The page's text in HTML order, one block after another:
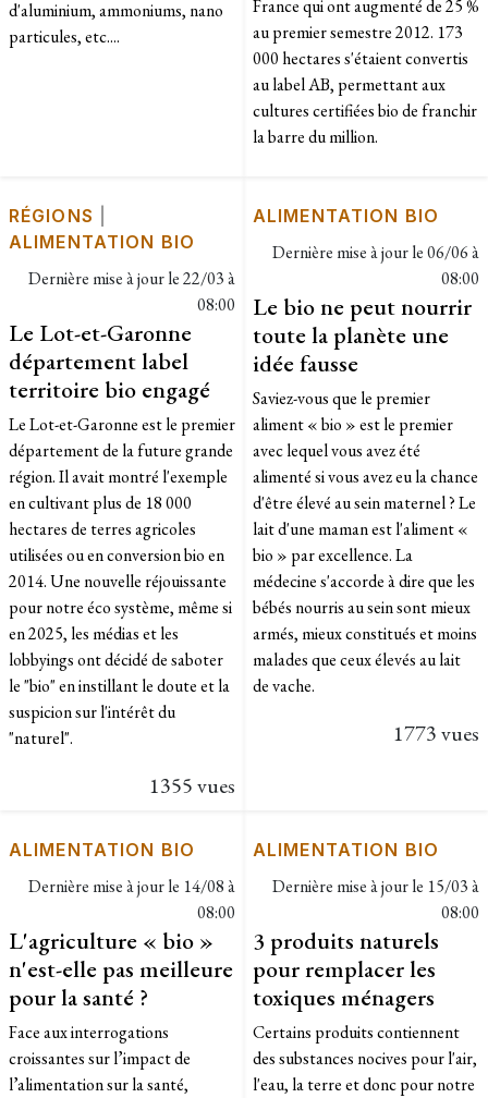
d'aluminium, ammoniums, nano
particules, etc....
France qui ont augmenté de 25 %
au premier semestre 2012. 173
000 hectares s'étaient convertis
au label AB, permettant aux
cultures certifiées bio de franchir
la barre du million.
RÉGIONS
ALIMENTATION BIO
Dernière mise à jour le22/03 à
08:00
Le Lot-et-Garonne
département label
territoire bio engagé
Le Lot-et-Garonne est le premier
département de la future grande
région. Il avait montré l'exemple
en cultivant plus de 18 000
hectares de terres agricoles
utilisées ou en conversion bio en
2014. Une nouvelle réjouissante
pour notre éco système, même si
en 2025, les médias et les
lobbyings ont décidé de saboter
le "bio" en instillant le doute et la
suspicion sur l'intérêt du
"naturel".​
1355 vues
ALIMENTATION BIO
Dernière mise à jour le06/06 à
08:00
Le bio ne peut nourrir
toute la planète une
idée fausse
Saviez-vous que le premier
aliment « bio » est le premier
avec lequel vous avez été
alimenté si vous avez eu la chance
d'être élevé au sein maternel ? Le
lait d'une maman est l'aliment «
bio » par excellence. La
médecine s'accorde à dire que les
bébés nourris au sein sont mieux
armés, mieux constitués et moins
malades que ceux élevés au lait
de vache.
1773 vues
ALIMENTATION BIO
Dernière mise à jour le 14/08 à
08:00
L'agriculture « bio »
n'est-elle pas meilleure
pour la santé ?
Face aux interrogations
croissantes sur l’impact de
l’alimentation sur la santé,
ALIMENTATION BIO
Dernière mise à jour le 15/03 à
08:00
3 produits naturels
pour remplacer les
toxiques ménagers
Certains produits contiennent
des substances nocives pour l'air,
l'eau, la terre et donc pour notre